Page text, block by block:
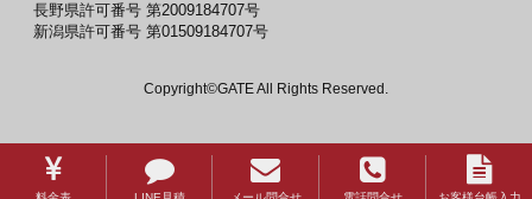
長野県許可番号 第2009184707号
新潟県許可番号 第01509184707号
Copyright©GATE All Rights Reserved.